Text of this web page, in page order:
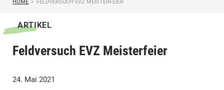
HOME > FELDVERSUCH EVZ MEISTERFEIER
ARTIKEL
Feldversuch EVZ Meisterfeier
24. Mai 2021